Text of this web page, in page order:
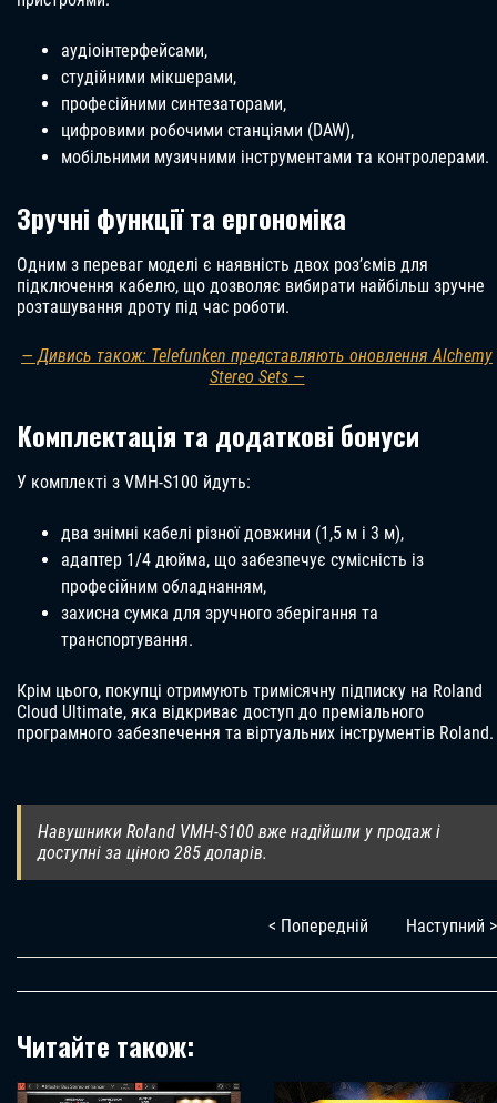
аудіоінтерфейсами,
студійними мікшерами,
професійними синтезаторами,
цифровими робочими станціями (DAW),
мобільними музичними інструментами та контролерами.
Зручні функції та ергономіка
Одним з переваг моделі є наявність двох роз’ємів для
підключення кабелю, що дозволяє вибирати найбільш зручне
розташування дроту під час роботи.
— Дивись також: Telefunken представляють оновлення Alchemy
Stereo Sets —
Комплектація та додаткові бонуси
У комплекті з VMH-S100 йдуть:
два знімні кабелі різної довжини (1,5 м і 3 м),
адаптер 1/4 дюйма, що забезпечує сумісність із
професійним обладнанням,
захисна сумка для зручного зберігання та
транспортування.
Крім цього, покупці отримують тримісячну підписку на Roland
Cloud Ultimate, яка відкриває доступ до преміального
програмного забезпечення та віртуальних інструментів Roland.
Навушники Roland VMH-S100 вже надійшли у продаж і
доступні за ціною 285 доларів.
< Попередній Наступний >
Читайте також: